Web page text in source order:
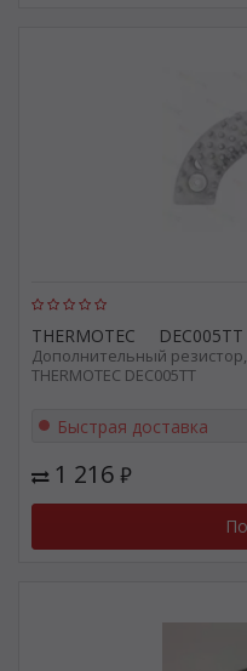
THERMOTEC DEC005TT
Дополнительный
THERMOTEC DEC005TT
Быстрая доставка
1 216 ₽